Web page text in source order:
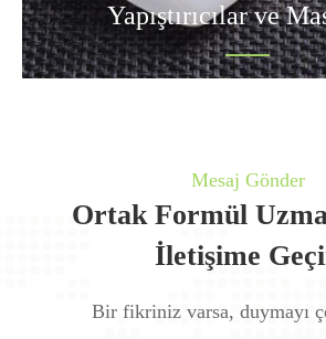
Yapıştırıcılar ve
Mesaj Gönder
Ortak Formül
İletişime
Bir fikriniz varsa, duymayı